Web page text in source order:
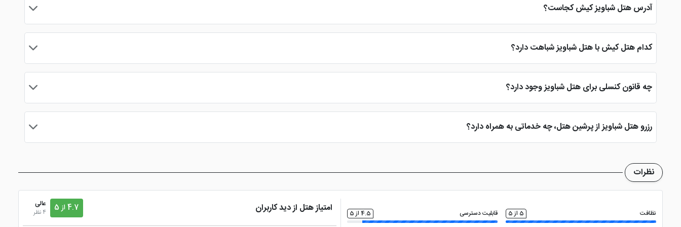
آدرس هتل شباویز کیش کجاست؟
هتل قیمت مناسب شباویز در ابتدای جاده جهان، بعد از هتل مارینا پارک قرار گرفته است که این هتل کیش به دلیل موقعیت جغرافیایی خود بسیار محبوب است.
کدام هتل کیش با هتل شباویز شباهت دارد؟
هتل شباویز از نظر کیفیت مشابه باهتل ققنوس کیشو از نظر موقعیت مکانی باهتل مارینا پارکمشباهت دارد. اما کیفیت این هتل به نسبتهتل طلوع کیشبسیار بهتر و با کیفیت تر است.
چه قانون کنسلی برای هتل شباویز وجود دارد؟
قانون کنسلی خاصی برای هیچ هتلی از جمله هتل شباویز کیش وجود ندارد، چون تمامی هتل های زیر نظر صنف هتلداری فعالیت می کنند. اما در قوانین کنسلی چنین آمده که اگر فرد تا 24 ساعت قبل ورود اعلام
رزرو هتل شباویز از پرشین هتل، چه خدماتی به همراه دارد؟
سایت پرشین هتل با ارائه خدماتی نظیر پشتیبانی 24 ساعته، نظر سنجی های مداوم در سفر، ثبت نظرات حقیقی میهمانان، امتیاز ویژه در باشگاه مشتریان، تخفیف های واقعی و ... همراه کاربران سایت خود خواهد
نظرات
نظافت 5 از 5 قابلیت دسترسی 4.5 از 5 امتیاز هتل از دید کاربران 4.7 از 5
عالی
4 نظر